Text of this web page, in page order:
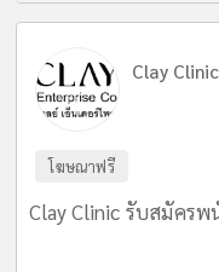
Clay
โฆษณาฟรี
Clay Clinic รับสมัครพ